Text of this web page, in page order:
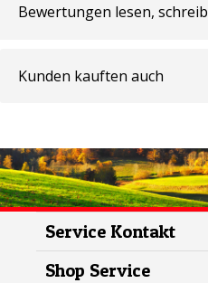
Bewertungen lesen,
Kunden kauften auch
Service Kontakt
Shop Service